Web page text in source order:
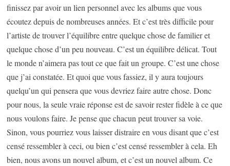
finissez par avoir un lien personnel avec les albums que vous
écoutez depuis de nombreuses années. Et c’est très difficile pour
l’artiste de trouver l’équilibre entre quelque chose de familier et
quelque chose d’un peu nouveau. C’est un équilibre délicat. Tout
le monde n’aimera pas tout ce que fait un groupe. C’est une chose
que j’ai constatée. Et quoi que vous fassiez, il y aura toujours
quelqu’un qui pensera que vous devriez faire autre chose. Donc
pour nous, la seule vraie réponse est de savoir rester fidèle à ce que
nous voulons faire. Je pense que chacun peut trouver sa voie.
Sinon, vous pourriez vous laisser distraire en vous disant que c’est
censé ressembler à ceci, ou bien c’est censé ressembler à cela. Eh
bien, nous avons un nouvel album, et c’est un nouvel album. Ce